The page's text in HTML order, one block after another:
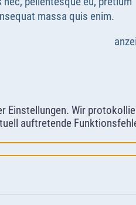
Einstellungen. Wir
auftretende
massa quis enim.